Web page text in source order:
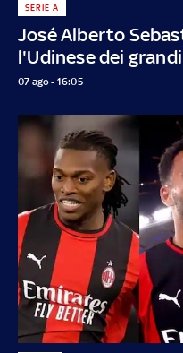
José Alberto
l'Udinese dei grandi
SERIE A
07 ago - 16:05